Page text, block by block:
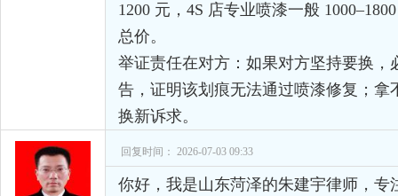
1200 元，4S 店专业喷漆一般
总价。
举证责任在对方：如果对方坚持要换，
告，证明该划痕无法通过喷漆修复；拿
换新诉求。
回复时间： 2026-07-03 09:33
你好，我是山东菏泽的朱建宇律师，专